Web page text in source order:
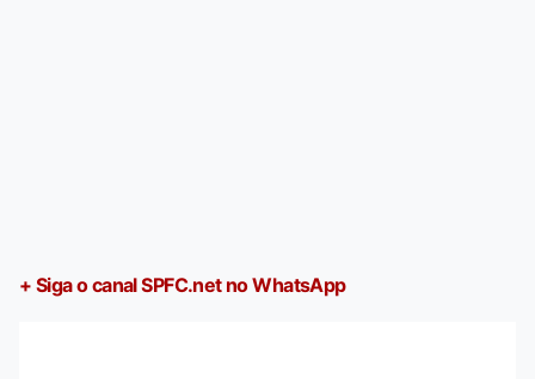
+ Siga o canal SPFC.net no WhatsApp